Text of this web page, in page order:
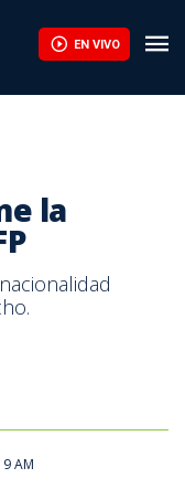
EN VIVO
la
AM